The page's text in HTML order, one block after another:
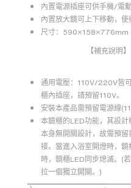
內置電源插座可供手機/電
內置放大鏡可上下移動，
尺寸：590×158×776mm
【補充說明】
通用電壓：110V/220V皆
櫃內插座，請預留110V。
安裝本產品需預留電源線
本鏡櫃的LED功能，其設
本身無開關設計，故需預
接。當進入浴室開燈時，
時，鏡櫃LED同步熄滅。(
拉一個獨立開關。)